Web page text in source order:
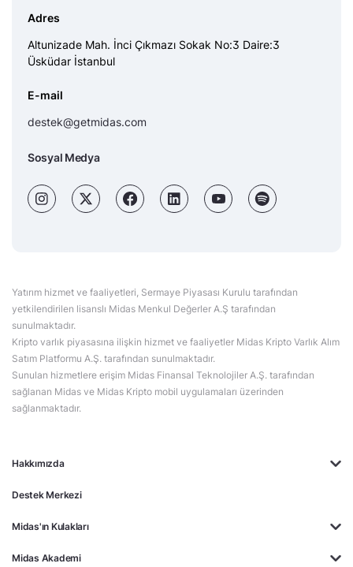
Hakkımızda
Destek Merkezi
Midas'ın Kulakları
Midas Akademi
Adres
Altunizade Mah. İnci Çıkmazı Sokak No:3 Daire:3
Üsküdar İstanbul
E-mail
destek@getmidas.com
Sosyal Medya
Yatırım hizmet ve faaliyetleri, Sermaye Piyasası Kurulu tarafından
yetkilendirilen lisanslı Midas Menkul Değerler A.Ş tarafından
sunulmaktadır.
Kripto varlık piyasasına ilişkin hizmet ve faaliyetler Midas Kripto Varlık Alım
Satım Platformu A.Ş. tarafından sunulmaktadır.
Sunulan hizmetlere erişim Midas Finansal Teknolojiler A.Ş. tarafından
sağlanan Midas ve Midas Kripto mobil uygulamaları üzerinden
sağlanmaktadır.